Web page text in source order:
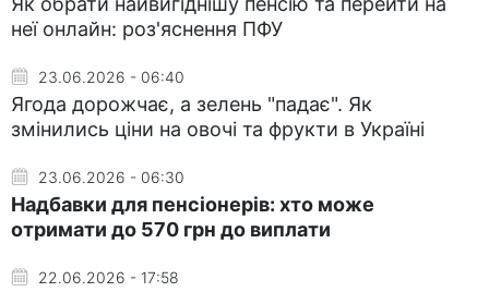
неї онлайн: роз'яснення ПФУ
23.06.2026 - 06:40
Ягода дорожчає, а зелень "падає". Як
змінились ціни на овочі та фрукти в Україні
23.06.2026 - 06:30
Надбавки для пенсіонерів: хто може
отримати до 570 грн до виплати
22.06.2026 - 17:58